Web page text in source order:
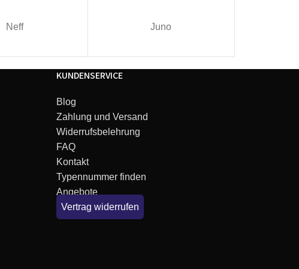
Neff Juno
KUNDENSERVICE
Blog
Zahlung und Versand
Widerrufsbelehrung
FAQ
Kontakt
Typennummer finden
Angebote
Vertrag widerrufen